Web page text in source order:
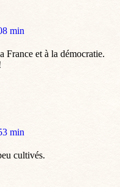
min
France et à la démocratie.
min
cultivés.